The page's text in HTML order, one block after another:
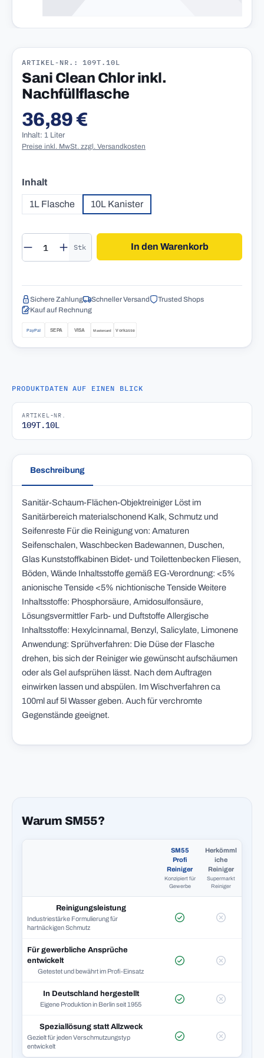
ARTIKEL-NR.: 109T.10L
Sani Clean Chlor inkl.
Nachfüllflasche
Regulärer Preis:
36,89 €
Inhalt: 1 Liter
Preise inkl. MwSt. zzgl. Versandkosten
Inhaltauswählen
1L Flasche 10L Kanister
Produkt Anzahl: Gib den gewünschten
Stk In den Warenkorb
Sichere Zahlung Schneller Versand
Trusted Shops
Kauf auf Rechnung
PRODUKTDATEN AUF EINEN BLICK
ARTIKEL-NR.
109T.10L
Beschreibung
Sanitär-Schaum-Flächen-Objektreiniger Löst im
Sanitärbereich materialschonend Kalk, Schmutz und
Seifenreste Für die Reinigung von: Amaturen
Seifenschalen, Waschbecken Badewannen, Duschen,
Glas Kunststoffkabinen Bidet- und Toilettenbecken Fliesen,
Böden, Wände Inhaltsstoffe gemäß EG-Verordnung: <5%
anionische Tenside <5% nichtionische Tenside Weitere
Inhaltsstoffe: Phosphorsäure, Amidosulfonsäure,
Lösungsvermittler Farb- und Duftstoffe Allergische
Inhaltsstoffe: Hexylcinnamal, Benzyl, Salicylate, Limonene
Anwendung: Sprühverfahren: Die Düse der Flasche
drehen, bis sich der Reiniger wie gewünscht aufschäumen
oder als Gel aufsprühen lässt. Nach dem Auftragen
einwirken lassen und abspülen. Im Wischverfahren ca
100ml auf 5l Wasser geben. Auch für verchromte
Gegenstände geeignet.
Warum SM55?
SM55
Profi
Reiniger
Konzipiert für
Gewerbe
Herkömml
iche
Reiniger
Supermarkt
Reiniger
Reinigungsleistung
Industriestärke Formulierung für
hartnäckigen Schmutz
Für gewerbliche Ansprüche
entwickelt
Getestet und bewährt im Profi-Einsatz
In Deutschland hergestellt
Eigene Produktion in Berlin seit 1955
Speziallösung statt Allzweck
Gezielt für jeden Verschmutzungstyp
entwickelt